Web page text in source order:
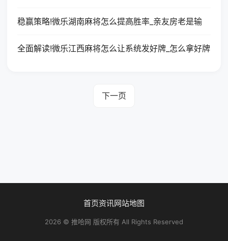
稳赢策略!微乐湖南麻将怎么提高胜率_亲友房老是输
全面解读!微乐江西麻将怎么让系统发好牌_怎么拿好牌
下一页
首页资讯网站地图
2026 © 推哈网 版权所有 All Rights Reserved